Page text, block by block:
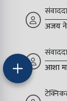
अजय
आशा